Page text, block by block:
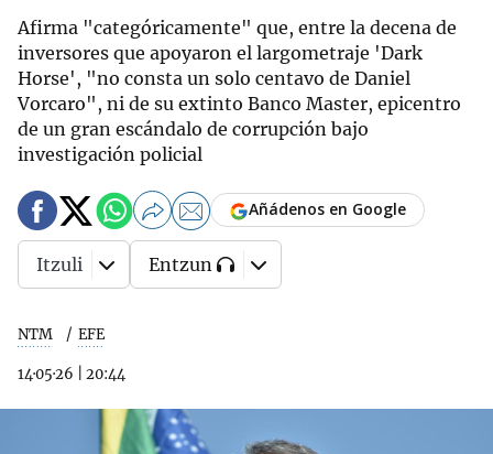
Afirma "categóricamente" que, entre la decena de
inversores que apoyaron el largometraje 'Dark
Horse', "no consta un solo centavo de Daniel
Vorcaro", ni de su extinto Banco Master, epicentro
de un gran escándalo de corrupción bajo
investigación policial
NTM EFE
14·05·26 20:44
Añádenos en Google
Itzuli Entzun